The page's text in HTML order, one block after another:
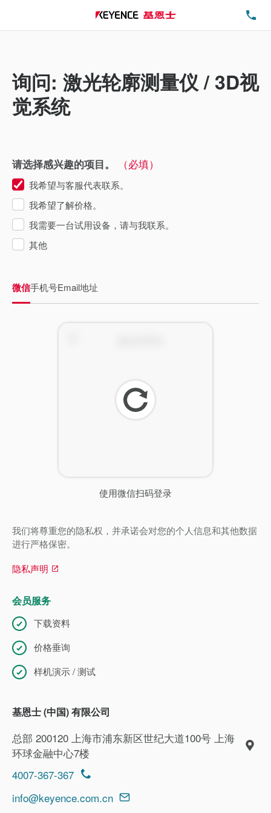
询问: 激光轮廓测量仪 / 3D视
觉系统
请选择感兴趣的项目。 （必填）
我希望与客服代表联系。
我希望了解价格。
我需要一台试用设备，请与我联系。
其他
微信手机号Email地址
使用微信扫码登录
刷
新
我们将尊重您的隐私权，并承诺会对您的个人信息和其他数据
进行严格保密。
隐私声明
会员服务
下载资料
价格垂询
样机演示 / 测试
基恩士 (中国) 有限公司
总部 200120 上海市浦东新区世纪大道100号 上海
环球金融中心7楼
4007-367-367
info@keyence.com.cn